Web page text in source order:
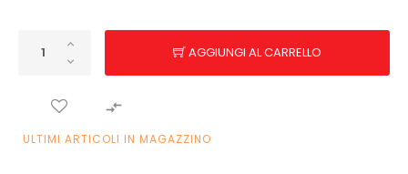
AGGIUNGI AL CARRELLO

ULTIMI ARTICOLI IN MAGAZZINO